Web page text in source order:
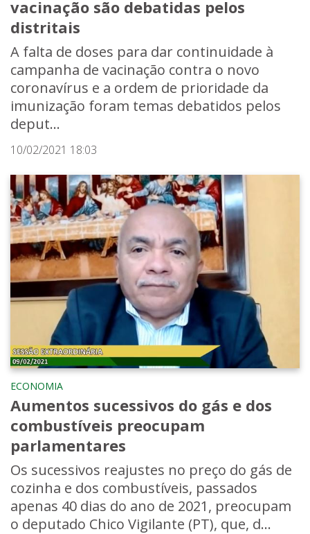
vacinação são debatidas pelos
distritais
A falta de doses para dar continuidade à
campanha de vacinação contra o novo
coronavírus e a ordem de prioridade da
imunização foram temas debatidos pelos
deput...
10/02/2021 18:03
ECONOMIA
Aumentos sucessivos do gás e dos
combustíveis preocupam
parlamentares
Os sucessivos reajustes no preço do gás de
cozinha e dos combustíveis, passados
apenas 40 dias do ano de 2021, preocupam
o deputado Chico Vigilante (PT), que, d...